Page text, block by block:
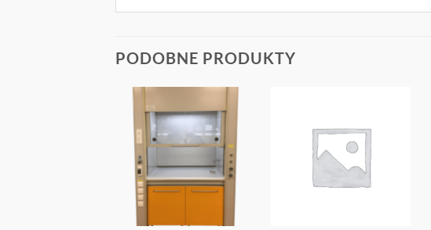
PODOBNE PRODUKTY
OBSERWUJ OBSERWUJ